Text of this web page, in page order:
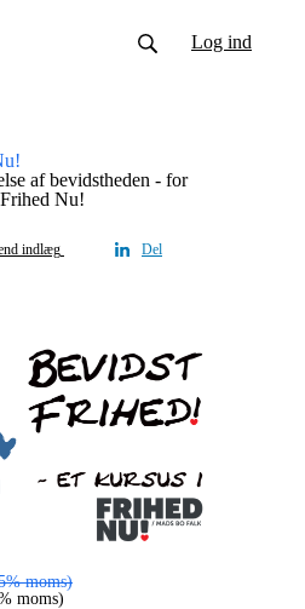
Log ind
af bevidstheden - for
Nu!
indlæg
Del
moms)
moms)